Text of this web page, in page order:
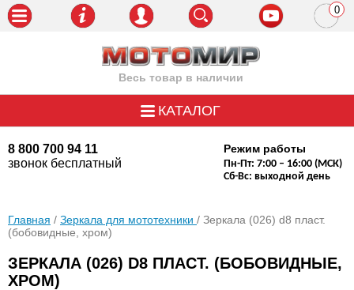
Весь товар в наличии
8 800 700 94 11
звонок бесплатный
Режим работы
Пн-Пт: 7:00 – 16:00 (МСК)
Сб-Вс: выходной день
0
КАТАЛОГ
Главная / Зеркала для мототехники / Зеркала (026) d8 пласт.
(бобовидные, хром)
ЗЕРКАЛА (026) D8 ПЛАСТ. (БОБОВИДНЫЕ,
ХРОМ)